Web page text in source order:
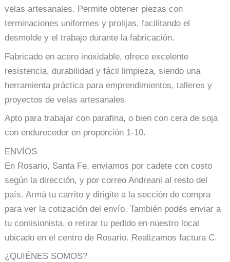
velas artesanales. Permite obtener piezas con
terminaciones uniformes y prolijas, facilitando el
desmolde y el trabajo durante la fabricación.
Fabricado en acero inoxidable, ofrece excelente
resistencia, durabilidad y fácil limpieza, siendo una
herramienta práctica para emprendimientos, talleres y
proyectos de velas artesanales.
Apto para trabajar con parafina, o bien con cera de soja
con endurecedor en proporción 1-10.
ENVÍOS
En Rosario, Santa Fe, enviamos por cadete con costo
según la dirección, y por correo Andreani al resto del
país. Armá tu carrito y dirigite a la sección de compra
para ver la cotización del envío. También podés enviar a
tu comisionista, o retirar tu pedido en nuestro local
ubicado en el centro de Rosario. Realizamos factura C.
¿QUIÉNES SOMOS?